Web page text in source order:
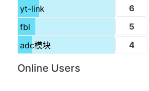
yt-link
6
fbl
5
adc模块
4
Online Users